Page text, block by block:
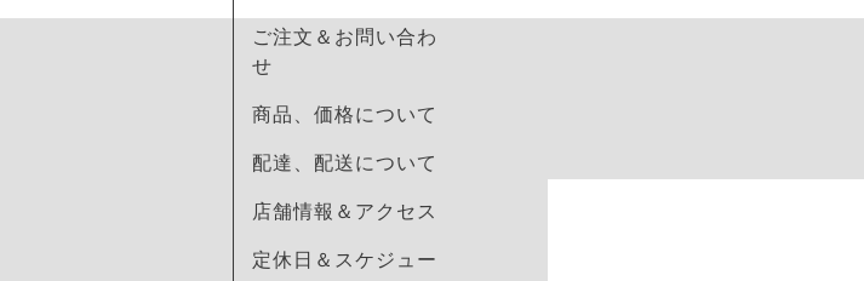
ご注文＆お問い合わ
せ
商品、価格について
配達、配送について
店舗情報＆アクセス
定休日＆スケジュー